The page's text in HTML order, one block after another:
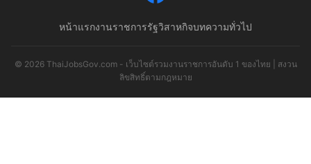
หน้าแรกงานราชการรัฐวิสาหกิจบทความทั่วไป
© 2026 ThaiJobsGov.com - เว็บไซต์รวมงานราชการอันดับ 1 ของไทย | สงวน
ลิขสิทธิ์ตามกฎหมาย